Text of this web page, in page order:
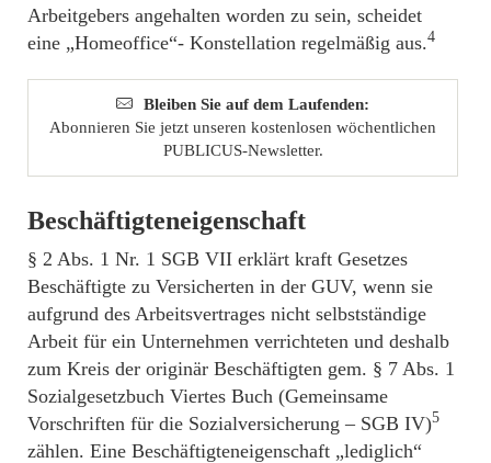
Arbeitgebers angehalten worden zu sein, scheidet
eine „Homeoffice“- Konstellation regelmäßig aus.4
Bleiben Sie auf dem Laufenden:
Abonnieren Sie jetzt unseren kostenlosen wöchentlichen
PUBLICUS-Newsletter.
Beschäftigteneigenschaft
§ 2 Abs. 1 Nr. 1 SGB VII erklärt kraft Gesetzes
Beschäftigte zu Versicherten in der GUV, wenn sie
aufgrund des Arbeitsvertrages nicht selbstständige
Arbeit für ein Unternehmen verrichteten und deshalb
zum Kreis der originär Beschäftigten gem. § 7 Abs. 1
Sozialgesetzbuch Viertes Buch (Gemeinsame
Vorschriften für die Sozialversicherung – SGB IV)5
zählen. Eine Beschäftigteneigenschaft „lediglich“